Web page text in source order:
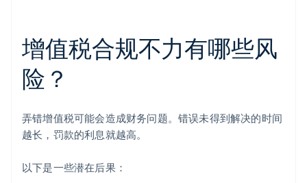
增值税合规不力有哪些风
险？
弄错增值税可能会造成财务问题。错误未得到解决的时间
越长，罚款的利息就越高。
以下是一些潜在后果：